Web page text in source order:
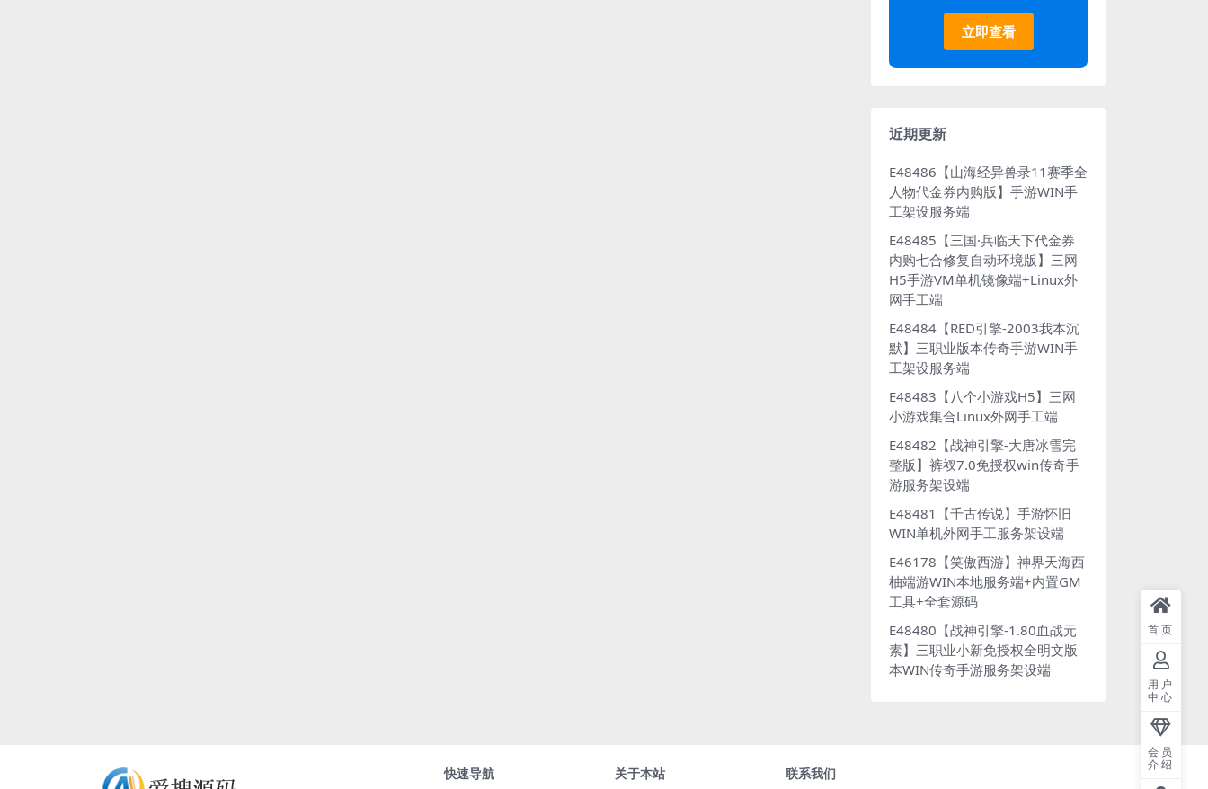
立即查看
近期更新
E48486【山海经异兽录11赛季全
人物代金券内购版】手游WIN手
工架设服务端
E48485【三国·兵临天下代金券
内购七合修复自动环境版】三网
H5手游VM单机镜像端+Linux外
网手工端
E48484【RED引擎-2003我本沉
默】三职业版本传奇手游WIN手
工架设服务端
E48483【八个小游戏H5】三网
小游戏集合Linux外网手工端
E48482【战神引擎-大唐冰雪完
整版】裤衩7.0免授权win传奇手
游服务架设端
E48481【千古传说】手游怀旧
WIN单机外网手工服务架设端
E46178【笑傲西游】神界天海西
柚端游WIN本地服务端+内置GM
工具+全套源码
E48480【战神引擎-1.80血战元
素】三职业小新免授权全明文版
本WIN传奇手游服务架设端
快速导航 关于本站 联系我们
首页
用户
中心
会员
介绍